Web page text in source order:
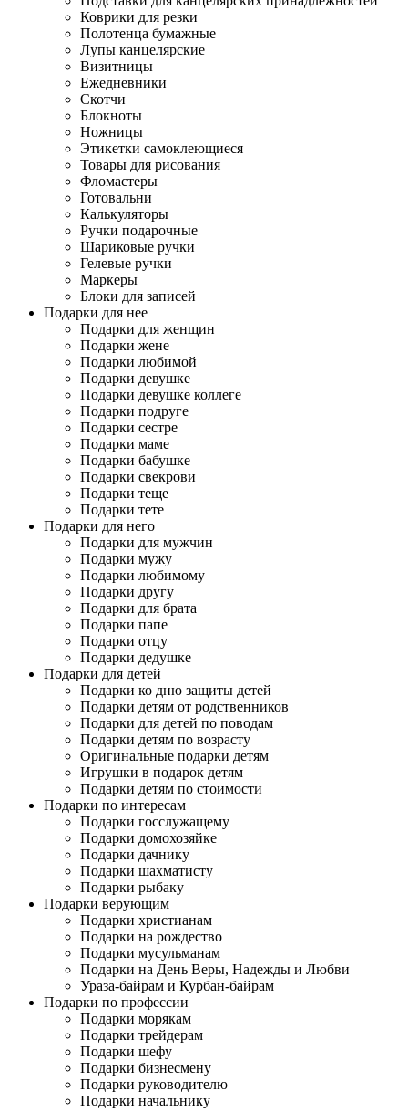
Коврики для резки
Полотенца бумажные
Лупы канцелярские
Визитницы
Ежедневники
Скотчи
Блокноты
Ножницы
Этикетки самоклеющиеся
Товары для рисования
Фломастеры
Готовальни
Калькуляторы
Ручки подарочные
Шариковые ручки
Гелевые ручки
Маркеры
Блоки для записей
Подарки для нее
Подарки для женщин
Подарки жене
Подарки любимой
Подарки девушке
Подарки девушке коллеге
Подарки подруге
Подарки сестре
Подарки маме
Подарки бабушке
Подарки свекрови
Подарки теще
Подарки тете
Подарки для него
Подарки для мужчин
Подарки мужу
Подарки любимому
Подарки другу
Подарки для брата
Подарки папе
Подарки отцу
Подарки дедушке
Подарки для детей
Подарки ко дню защиты детей
Подарки детям от родственников
Подарки для детей по поводам
Подарки детям по возрасту
Оригинальные подарки детям
Игрушки в подарок детям
Подарки детям по стоимости
Подарки по интересам
Подарки госслужащему
Подарки домохозяйке
Подарки дачнику
Подарки шахматисту
Подарки рыбаку
Подарки верующим
Подарки христианам
Подарки на рождество
Подарки мусульманам
Подарки на День Веры, Надежды и Любви
Ураза-байрам и Курбан-байрам
Подарки по профессии
Подарки морякам
Подарки трейдерам
Подарки шефу
Подарки бизнесмену
Подарки руководителю
Подарки начальнику